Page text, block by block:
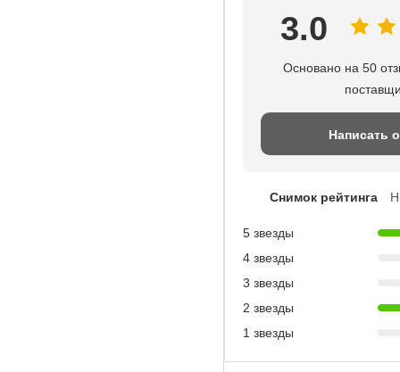
3.0
Основано на 50
Написать
Снимок рейтинга
5 звезды
4 звезды
3 звезды
2 звезды
1 звезды